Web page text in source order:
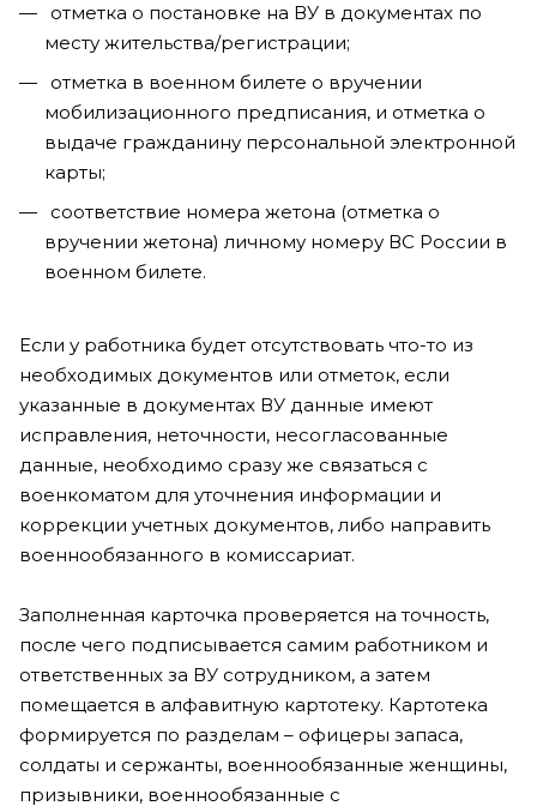
отметка о постановке на ВУ в документах по
месту жительства/регистрации;
отметка в военном билете о вручении
мобилизационного предписания, и отметка о
выдаче гражданину персональной электронной
карты;
соответствие номера жетона (отметка о
вручении жетона) личному номеру ВС России в
военном билете.
Если у работника будет отсутствовать что-то из
необходимых документов или отметок, если
указанные в документах ВУ данные имеют
исправления, неточности, несогласованные
данные, необходимо сразу же связаться с
военкоматом для уточнения информации и
коррекции учетных документов, либо направить
военнообязанного в комиссариат.
Заполненная карточка проверяется на точность,
после чего подписывается самим работником и
ответственных за ВУ сотрудником, а затем
помещается в алфавитную картотеку. Картотека
формируется по разделам – офицеры запаса,
солдаты и сержанты, военнообязанные женщины,
призывники, военнообязанные с